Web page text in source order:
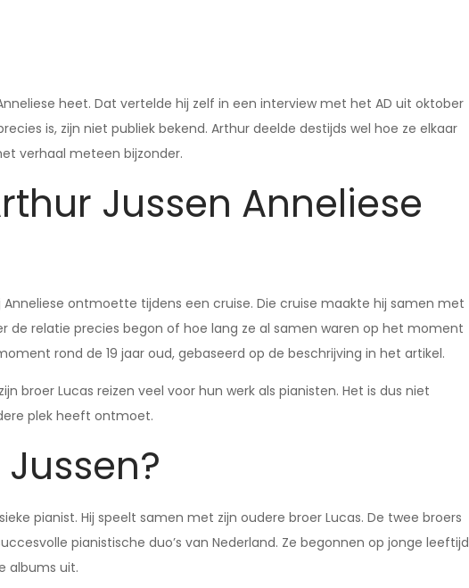
heet. Dat vertelde hij zelf in een interview met het AD uit oktober
is, zijn niet publiek bekend. Arthur deelde destijds wel hoe ze elkaar
verhaal meteen bijzonder.
Jussen Anneliese
ontmoette tijdens een cruise. Die cruise maakte hij samen met
de relatie precies begon of hoe lang ze al samen waren op het moment
rond de 19 jaar oud, gebaseerd op de beschrijving in het artikel.
broer Lucas reizen veel voor hun werk als pianisten. Het is dus niet
plek heeft ontmoet.
pianist. Hij speelt samen met zijn oudere broer Lucas. De twee broers
pianistische duo’s van Nederland. Ze begonnen op jonge leeftijd
albums uit.